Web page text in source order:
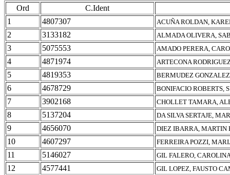
Ord
C.Ident
1
4807307 ACUÑA ROLDAN,
2 3133182 ALMADA OLIVERA,
3 5075553 AMADO PERERA,
4 4871974 ARTECONA
5 4819353 BERMUDEZ
6 4678729 BONIFACIO ROBERTS,
7 3902168 CHOLLET TAMARA,
8 5137204 DA SILVA SERTAJE,
9 4656070 DIEZ IBARRA, MARTIN
10 4607297 FERREIRA POZZI,
11 5146027 GIL FALERO,
12 4577441 GIL LOPEZ, FAUSTO